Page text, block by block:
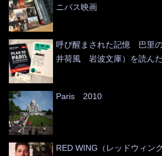
ニバス映画
呼び醒まされた記憶 巴里
井荷風 岩波文庫）を読ん
Paris 2010
RED WING（レッドウィン